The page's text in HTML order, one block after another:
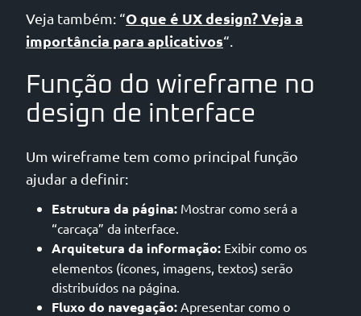
Veja também: “O que é UX design? Veja a
importância para aplicativos“.
Função do wireframe no
design de interface
Um wireframe tem como principal função
ajudar a definir:
Estrutura da página: Mostrar como será a
“carcaça” da interface.
Arquitetura da informação: Exibir como os
elementos (ícones, imagens, textos) serão
distribuídos na página.
Fluxo do navegação: Apresentar como o